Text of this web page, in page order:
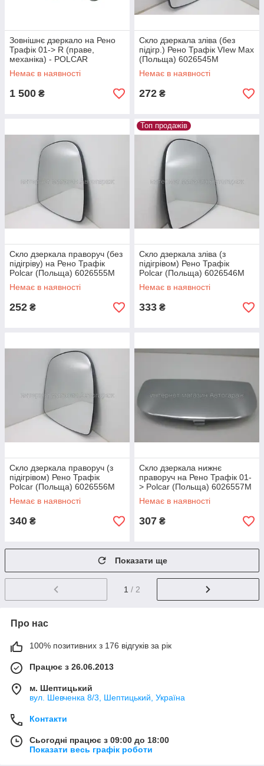
Зовнішнє дзеркало на Рено
Трафік 01-> R (праве,
механіка) - POLCAR
(Польща) - 602652M
Немає в наявності
1 500 ₴
Скло дзеркала зліва (без
підігр.) Рено Трафік VIew Max
(Польща) 6026545M
Немає в наявності
272 ₴
Скло дзеркала праворуч (без
підігріву) на Рено Трафік
Polcar (Польща) 6026555M
Немає в наявності
252 ₴
Топ продажів
Скло дзеркала зліва (з
підігрівом) Рено Трафік
Polcar (Польща) 6026546M
Немає в наявності
333 ₴
Скло дзеркала праворуч (з
підігрівом) Рено Трафік
Polcar (Польща) 6026556M
Немає в наявності
340 ₴
Скло дзеркала нижнє
праворуч на Рено Трафік 01-
> Polcar (Польща) 6026557M
Немає в наявності
307 ₴
Показати ще
1 / 2
Про нас
100% позитивних з 176 відгуків за рік
Працює з 26.06.2013
м. Шептицький
вул. Шевченка 8/3, Шептицький, Україна
Контакти
Сьогодні працює з 09:00 до 18:00
Показати весь графік роботи